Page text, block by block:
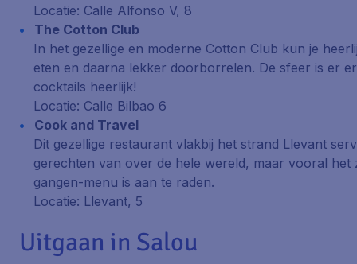
Locatie: Calle Alfonso V, 8
The Cotton Club
In het gezellige en moderne Cotton Club kun je
eten en daarna lekker doorborrelen. De sfeer is er
cocktails heerlijk!
Locatie: Calle Bilbao 6
Cook and Travel
Dit gezellige restaurant vlakbij het strand Llevant
gerechten van over de hele wereld, maar vooral het
gangen-menu is aan te raden.
Locatie: Llevant, 5
Uitgaan in Salou